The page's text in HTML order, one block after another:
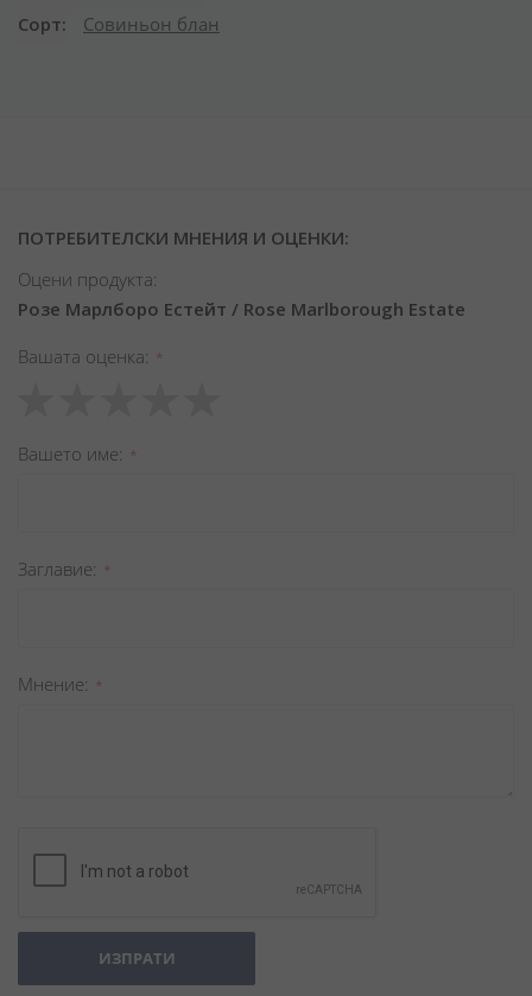
Сорт Совиньон блан
ПОТРЕБИТЕЛСКИ МНЕНИЯ И ОЦЕНКИ:
Оцени продукта:
Розе Марлборо Естейт / Rose Marlborough Estate
Вашата оценка
star
stars
stars
stars
stars
Вашето име
Заглавиe
Мнение
ИЗПРАТИ